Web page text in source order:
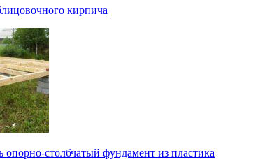
кирпича
столбчатый фундамент из пластика